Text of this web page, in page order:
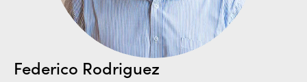
Federico Rodriguez